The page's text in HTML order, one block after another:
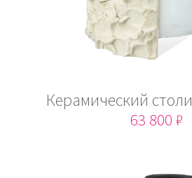
Керамический
63 800 ₽